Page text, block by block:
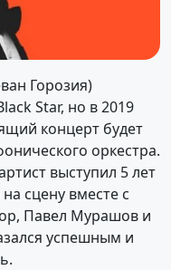
Горозия)
Star, но в 2019
концерт будет
оркестра.
выступил 5 лет
сцену вместе с
Павел Мурашов и
успешным и